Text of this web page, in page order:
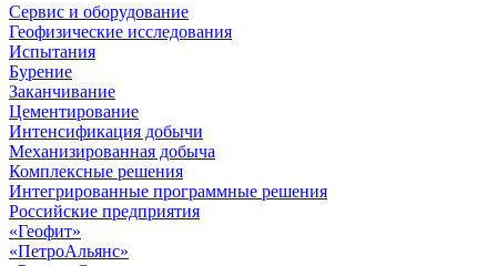
Сервис и оборудование
Геофизические исследования
Испытания
Бурение
Заканчивание
Цементирование
Интенсификация добычи
Механизированная добыча
Комплексные решения
Интегрированные программные решения
Российские предприятия
«Геофит»
«ПетроАльянс»